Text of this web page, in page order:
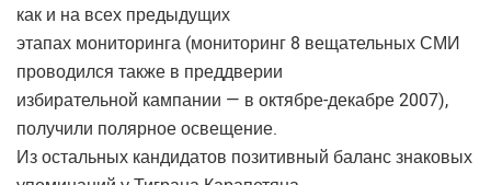
как и на всех предыдущих
этапах мониторинга (мониторинг 8 вещательных СМИ
проводился также в преддверии
избирательной кампании — в октябре-декабре 2007),
получили полярное освещение.
Из остальных кандидатов позитивный баланс знаковых